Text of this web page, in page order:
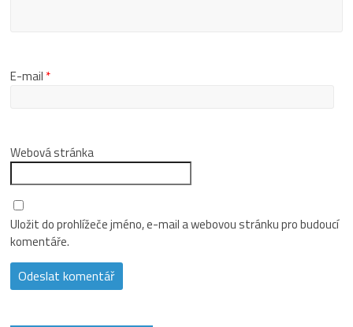
E-mail *
Webová stránka
Uložit do prohlížeče jméno, e-mail a webovou stránku pro budoucí
komentáře.